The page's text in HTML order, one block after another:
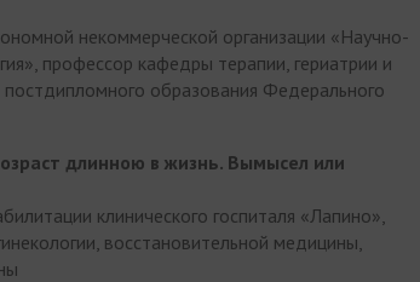
некоммерческой организации «Научно-
профессор кафедры терапии, гериатрии и
образования Федерального
длинною в жизнь. Вымысел или
клинического госпиталя «Лапино»,
восстановительной медицины,